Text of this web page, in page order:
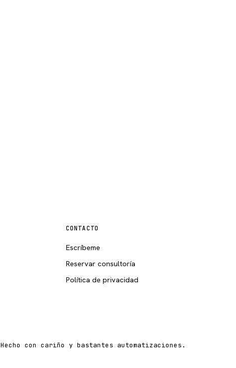
CONTACTO
Escríbeme
Reservar consultoría
Política de privacidad
Hecho con cariño y bastantes automatizaciones.